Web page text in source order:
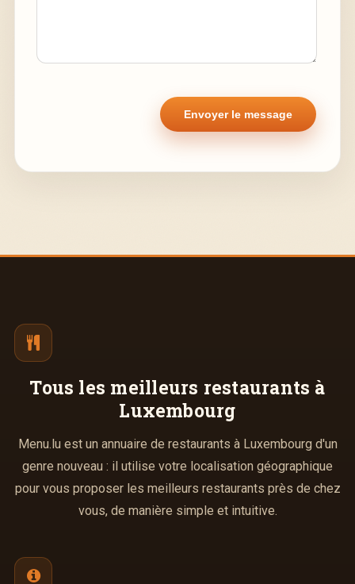
Tous les meilleurs restaurants à
Luxembourg
Menu.lu est un annuaire de restaurants à Luxembourg d'un
genre nouveau : il utilise votre localisation géographique
pour vous proposer les meilleurs restaurants près de chez
vous, de manière simple et intuitive.